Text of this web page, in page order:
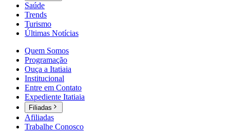
Saúde
Trends
Turismo
Últimas Notícias
Quem Somos
Programação
Ouça a Itatiaia
Institucional
Entre em Contato
Expediente Itatiaia
Filiadas
Afiliadas
Trabalhe Conosco